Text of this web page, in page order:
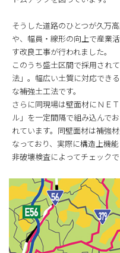
そうした道路のひとつが久万
や、幅員・線形の向上で産業
す改良工事が行われました。
このうち盛土区間で採用され
法」。幅広い土質に対応でき
な補強土工法です。
さらに同現場は壁面材にＮＥ
ル」を一定間隔で組み込んで
れています。同壁面材は補強
なっており、実際に構造上機
非破壊検査によってチェック